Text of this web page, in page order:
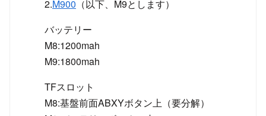
2.M900 （以下、M9とします）
バッテリー
M8:1200mah
M9:1800mah
TFスロット
M8:基盤前面ABXYボタン上（要分解）